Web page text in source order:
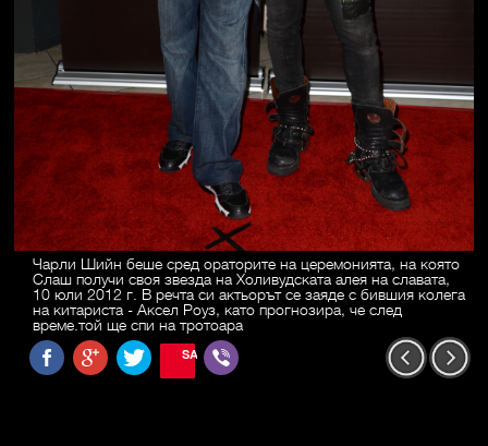
Чарли Шийн беше сред ораторите на церемонията, на която
Слаш получи своя звезда на Холивудската алея на славата,
10 юли 2012 г. В речта си актьорът се заяде с бившия колега
на китариста - Аксел Роуз, като прогнозира, че след
време.той ще спи на тротоара
SAVE